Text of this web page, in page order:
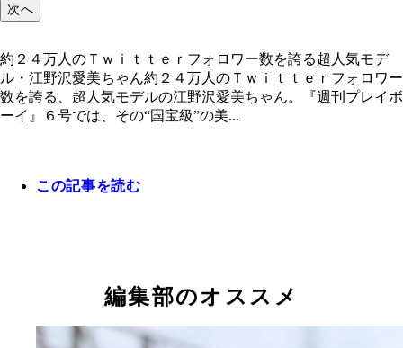
次へ
約２４万人のＴｗｉｔｔｅｒフォロワー数を誇る超人気モデ
ル・江野沢愛美ちゃん約２４万人のＴｗｉｔｔｅｒフォロワー
数を誇る、超人気モデルの江野沢愛美ちゃん。『週刊プレイボ
ーイ』６号では、その“国宝級”の美...
この記事を読む
編集部のオススメ